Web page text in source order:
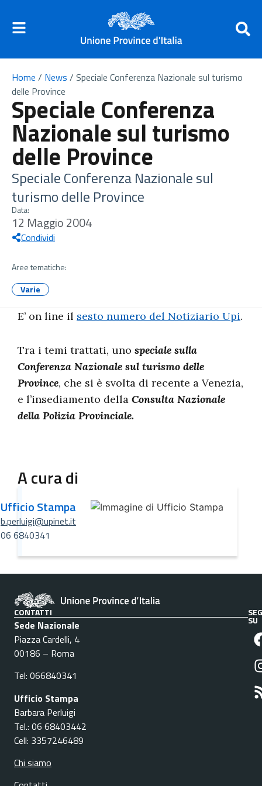
Home / News / Speciale Conferenza Nazionale sul turismo
delle Province
Speciale Conferenza
Nazionale sul turismo
delle Province
Speciale Conferenza Nazionale sul
turismo delle Province
Data:
12 Maggio 2004
Condividi
Aree tematiche:
Varie
E’ on line il sesto numero del Notiziario Upi.
Tra i temi trattati, uno speciale sulla
Conferenza Nazionale sul turismo delle
Province, che si è svolta di recente a Venezia,
e l’insediamento della Consulta Nazionale
della Polizia Provinciale.
A cura di
Ufficio Stampa
b.perluigi@upinet.it
06 6840341
CONTATTI
Sede Nazionale
Piazza Cardelli, 4
00186 – Roma
Tel: 066840341
Ufficio Stampa
Barbara Perluigi
Tel.: 06 68403442
Cell: 3357246489
Chi siamo
SU